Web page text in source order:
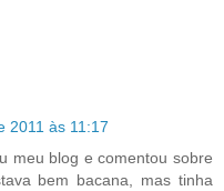
2011 às 11:17
meu blog e comentou sobre
bem bacana, mas tinha